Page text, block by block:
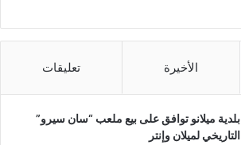
الأخيرة تعليقات
بلدية ميلانو توافق على بيع ملعب “سان سيرو”
التاريخي لميلان وإنتر